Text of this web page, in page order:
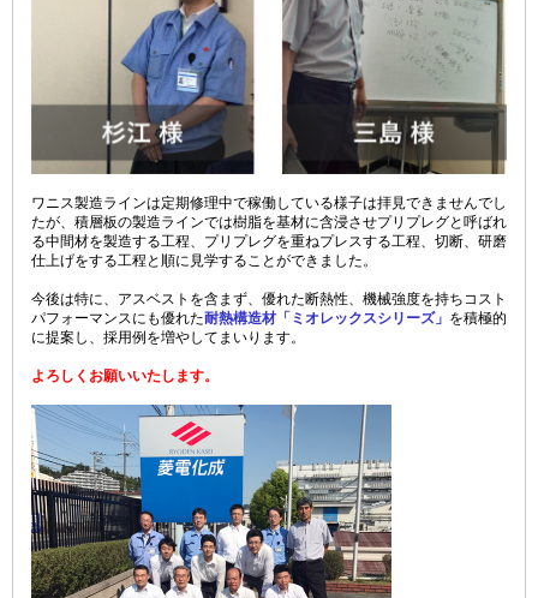
ワニス製造ラインは定期修理中で稼働している様子は拝見できませんでし
たが、積層板の製造ラインでは樹脂を基材に含浸させプリプレグと呼ばれ
る中間材を製造する工程、プリプレグを重ねプレスする工程、切断、研磨
仕上げをする工程と順に見学することができました。
今後は特に、アスベストを含まず、優れた断熱性、機械強度を持ちコスト
パフォーマンスにも優れた耐熱構造材「ミオレックスシリーズ」 を積極的
に提案し、採用例を増やしてまいります。
よろしくお願いいたします。